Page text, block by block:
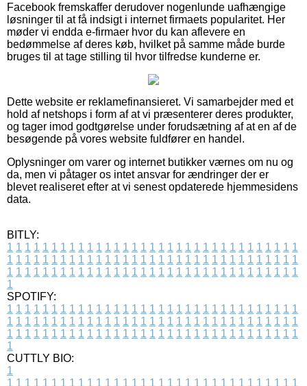
Facebook fremskaffer derudover nogenlunde uafhængige
løsninger til at få indsigt i internet firmaets popularitet. Her
møder vi endda e-firmaer hvor du kan aflevere en
bedømmelse af deres køb, hvilket på samme måde burde
bruges til at tage stilling til hvor tilfredse kunderne er.
Dette website er reklamefinansieret. Vi samarbejder med et
hold af netshops i form af at vi præsenterer deres produkter,
og tager imod godtgørelse under forudsætning af at en af de
besøgende på vores website fuldfører en handel.
Oplysninger om varer og internet butikker værnes om nu og
da, men vi påtager os intet ansvar for ændringer der er
blevet realiseret efter at vi senest opdaterede hjemmesidens
data.
BITLY:
1 1 1 1 1 1 1 1 1 1 1 1 1 1 1 1 1 1 1 1 1 1 1 1 1 1 1 1 1 1 1 1 1
1 1 1 1 1 1 1 1 1 1 1 1 1 1 1 1 1 1 1 1 1 1 1 1 1 1 1 1 1 1 1 1 1
1 1 1 1 1 1 1 1 1 1 1 1 1 1 1 1 1 1 1 1 1 1 1 1 1 1 1 1 1 1 1 1 1
1
SPOTIFY:
1 1 1 1 1 1 1 1 1 1 1 1 1 1 1 1 1 1 1 1 1 1 1 1 1 1 1 1 1 1 1 1 1
1 1 1 1 1 1 1 1 1 1 1 1 1 1 1 1 1 1 1 1 1 1 1 1 1 1 1 1 1 1 1 1 1
1 1 1 1 1 1 1 1 1 1 1 1 1 1 1 1 1 1 1 1 1 1 1 1 1 1 1 1 1 1 1 1 1
1
CUTTLY BIO:
1
1 1 1 1 1 1 1 1 1 1 1 1 1 1 1 1 1 1 1 1 1 1 1 1 1 1 1 1 1 1 1 1 1